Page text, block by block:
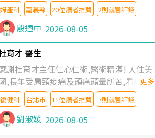
判斷！
婦產科 嘉義縣 20位讀者推薦 2則就醫評鑑
殷迺中 2026-08-05
育才 醫生
謝杜育才主任仁心仁術,醫術精湛! 人住美
,長年受肩頸痠痛及頭痛頭暈所苦,看遍名醫
授,做了各種檢查,也嘗試過西醫打針,中醫
灸及物理徒手治療都沒有用,後來連吃到嗎
類止痛藥都效果有限,只是壓症狀,沒多久就
起來,多年失眠嚴重影響生活品質. 台灣親
更多
復健科 台北市 11位讀者推薦 7則就醫評鑑
劉淑媛 2026-08-05